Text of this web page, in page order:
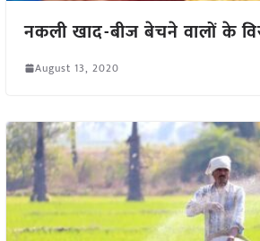
नकली खाद-बीज बेचने वालों के
August 13, 2020